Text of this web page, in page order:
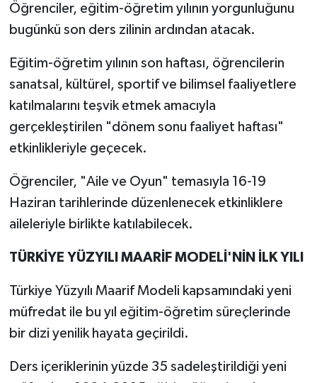
Öğrenciler, eğitim-öğretim yılının yorgunluğunu
bugünkü son ders zilinin ardından atacak.
Eğitim-öğretim yılının son haftası, öğrencilerin
sanatsal, kültürel, sportif ve bilimsel faaliyetlere
katılmalarını teşvik etmek amacıyla
gerçekleştirilen "dönem sonu faaliyet haftası"
etkinlikleriyle geçecek.
Öğrenciler, "Aile ve Oyun" temasıyla 16-19
Haziran tarihlerinde düzenlenecek etkinliklere
aileleriyle birlikte katılabilecek.
TÜRKİYE YÜZYILI MAARİF MODELİ'NİN İLK YILI
Türkiye Yüzyılı Maarif Modeli kapsamındaki yeni
müfredat ile bu yıl eğitim-öğretim süreçlerinde
bir dizi yenilik hayata geçirildi.
Ders içeriklerinin yüzde 35 sadeleştirildiği yeni